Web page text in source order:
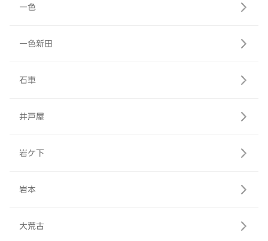
一色
一色新田
石車
井戸屋
岩ケ下
岩本
大荒古